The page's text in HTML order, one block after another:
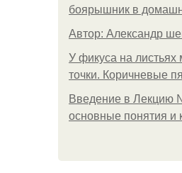
боярышник в
Автор: Александр
У фикуса на листьях
точки. Коричневые
Введение в Лекцию
основные понятия и